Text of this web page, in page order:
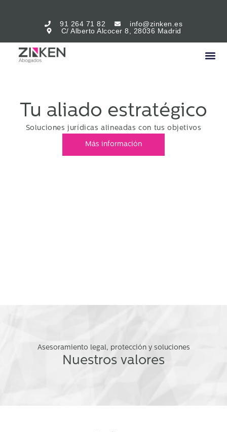
91 264 71 82
info@zinken.es
C/ Alberto Alcocer 8, 28036 Madrid
Tu aliado estratégico
Soluciones jurídicas alineadas con tus objetivos
Más información
Asesoramiento legal, protección y soluciones
Nuestros valores